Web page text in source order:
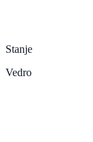
Stanje
Vedro